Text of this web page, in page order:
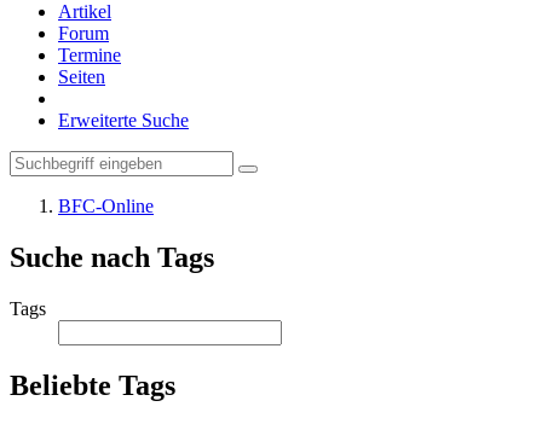
Artikel
Forum
Termine
Seiten
Erweiterte Suche
BFC-Online
Suche nach Tags
Tags
Beliebte Tags